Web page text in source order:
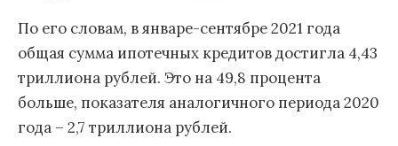
По его словам, в январе-сентябре 2021 года
общая сумма ипотечных кредитов достигла 4,43
триллиона рублей. Это на 49,8 процента
больше, показателя аналогичного периода 2020
года – 2,7 триллиона рублей.